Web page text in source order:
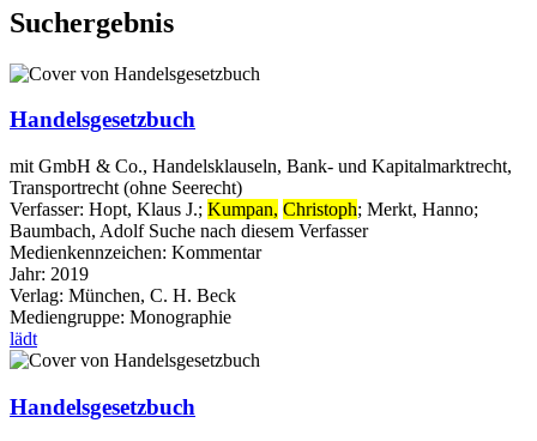
Suchergebnis
Handelsgesetzbuch
mit GmbH & Co., Handelsklauseln, Bank- und Kapitalmarktrecht,
Transportrecht (ohne Seerecht)
Verfasser: Hopt, Klaus J.; Kumpan, Christoph; Merkt, Hanno;
Baumbach, Adolf Suche nach diesem Verfasser
Medienkennzeichen: Kommentar
Jahr: 2019
Verlag: München, C. H. Beck
Mediengruppe: Monographie
lädt
Handelsgesetzbuch